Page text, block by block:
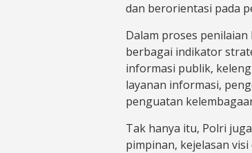
dan berorientasi pada
Dalam proses
berbagai indikator
informasi publik,
layanan informasi,
penguatan
Tak hanya itu, Polri
pimpinan, kejelasan